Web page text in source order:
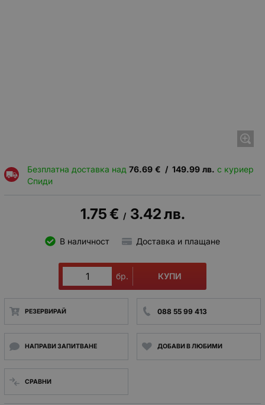
Безплатна доставка над 76.69 € / 149.99 лв. с куриер
Спиди
1.75€ / 3.42лв.
В наличност Доставка и плащане
бр. КУПИ
РЕЗЕРВИРАЙ 088 55 99 413
НАПРАВИ ЗАПИТВАНЕ ДОБАВИ В ЛЮБИМИ
СРАВНИ